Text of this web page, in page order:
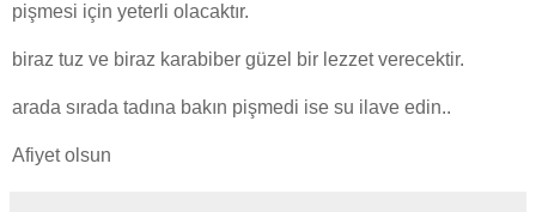
pişmesi için yeterli olacaktır.
biraz tuz ve biraz karabiber güzel bir lezzet verecektir.
arada sırada tadına bakın pişmedi ise su ilave edin..
Afiyet olsun